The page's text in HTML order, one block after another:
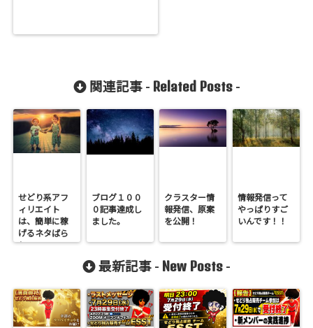
関連記事 - Related Posts-
せどり系アフ
ィリエイト
は、簡単に稼
げるネタばら
し
ブログ１００
０記事達成し
ました。
クラスター情
報発信、原案
を公開！
情報発信って
やっぱりすご
いんです！！
最新記事 - New Posts -